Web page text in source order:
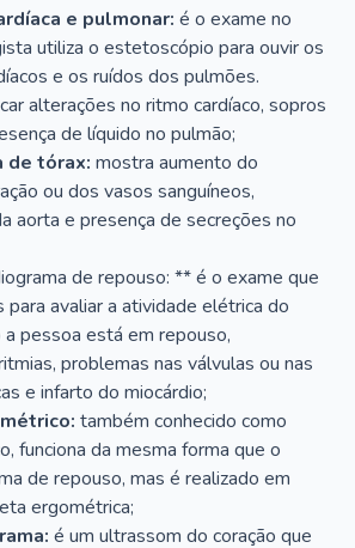
e pulmonar: é o exame no
utiliza o estetoscópio para ouvir os
e os ruídos dos pulmões.
alterações no ritmo cardíaco, sopros
de líquido no pulmão;
de tórax: mostra aumento do
ou dos vasos sanguíneos,
aorta e presença de secreções no
de repouso: ** é o exame que
avaliar a atividade elétrica do
a pessoa está em repouso,
problemas nas válvulas ou nas
e infarto do miocárdio;
também conhecido como
funciona da mesma forma que o
de repouso, mas é realizado em
ergométrica;
é um ultrassom do coração que